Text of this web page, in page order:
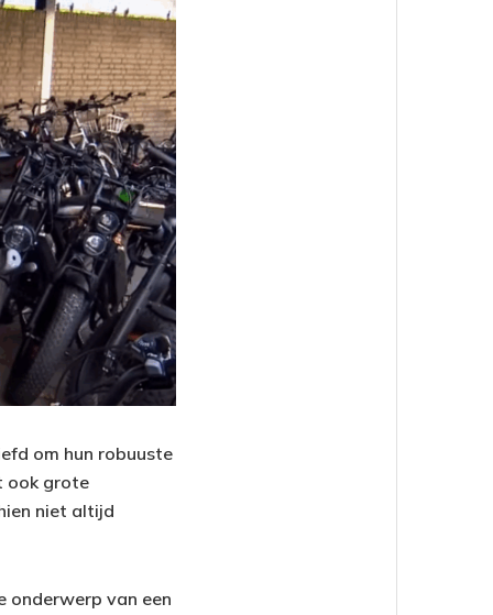
om hun robuuste
ook grote
niet altijd
onderwerp van een